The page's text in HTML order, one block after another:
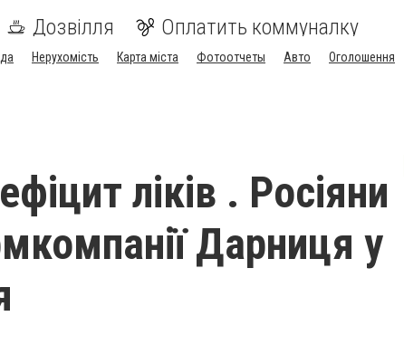
Дозвілля Оплатить коммуналку
Нерухомість Карта міста Фотоотчеты Авто
Оголошення
ліків . Росіяни
Дарниця у